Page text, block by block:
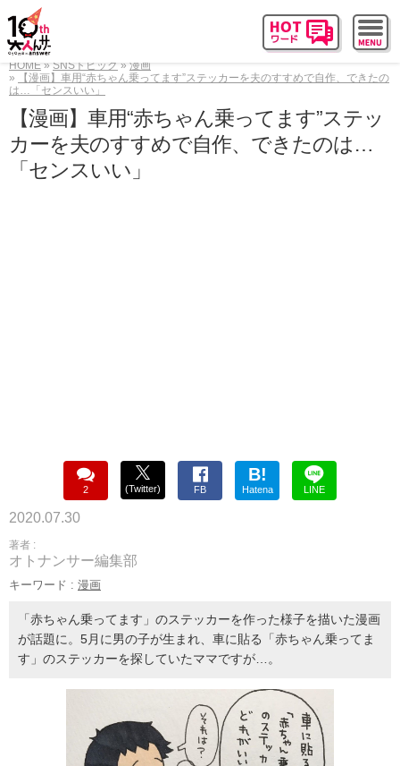
HOME SNSトピック
漫画
【漫画】車用“赤ちゃん乗ってます”ステッカーを夫のすすめで自作、できたの
は…「センスいい」
【漫画】車用“赤ちゃん乗ってます”ステッ
カーを夫のすすめで自作、できたのは…
「センスいい」
2 (Twitter) FB
B!
Hatena LINE
2020.07.30
著者 :
オトナンサー編集部
キーワード : 漫画
「赤ちゃん乗ってます」のステッカーを作った様子を描いた漫画
が話題に。5月に男の子が生まれ、車に貼る「赤ちゃん乗ってま
す」のステッカーを探していたママですが…。